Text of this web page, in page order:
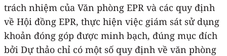
trách nhiệm của Văn phòng EPR và các quy định
về Hội đồng EPR, thực hiện việc giám sát sử dụng
khoản đóng góp được minh bạch, đúng mục đích
bởi Dự thảo chỉ có một số quy định về văn phòng